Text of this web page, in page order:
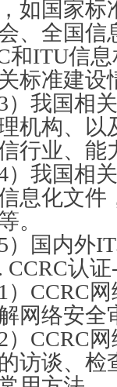
如国家标
、全国信
和ITU信
标准建设
）我国相
机构、以
行业、能
）我国相
息化文件
。
）国内外
. CCRC认证
1） CCRC
网络安全
） CCRC
访谈、检